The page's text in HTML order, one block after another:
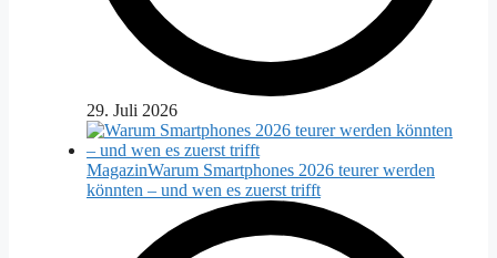
29. Juli 2026
MagazinWarum Smartphones 2026 teurer werden
könnten – und wen es zuerst trifft